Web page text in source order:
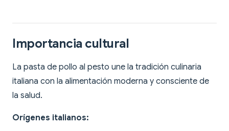
Importancia cultural
La pasta de pollo al pesto une la tradición culinaria
italiana con la alimentación moderna y consciente de
la salud.
Orígenes italianos: